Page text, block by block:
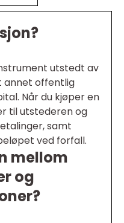
utstedt av
annet offentlig
Når du kjøper en
til utstederen og
samt
ved forfall.
mellom
og